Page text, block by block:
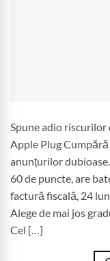
Spune adio riscurilor
Apple Plug
anunțurilor
60 de puncte, are
factură fiscală, 24
Alege de mai jos
Cel […]